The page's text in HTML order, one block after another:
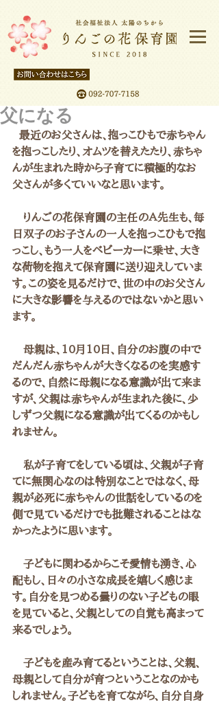
父になる
を抱っこしたり、オムツを替えたたり、赤ちゃ
んが生まれた時から子育てに積極的なお
父さんが多くていいなと思います。
りんごの花保育園の主任のＡ先生も、毎
日双子のお子さんの一人を抱っこひもで抱
っこし、もう一人をベビーカーに乗せ、大き
な荷物を抱えて保育園に送り迎えしていま
す。この姿を見るだけで、世の中のお父さん
に大きな影響を与えるのではないかと思い
ます。
母親は、10月10日、自分のお腹の中で
だんだん赤ちゃんが大きくなるのを実感す
るので、自然に母親になる意識が出て来ま
すが、父親は赤ちゃんが生まれた後に、少
しずつ父親になる意識が出てくるのかもし
れません。
私が子育てをしている頃は、父親が子育
てに無関心なのは特別なことではなく、母
親が必死に赤ちゃんの世話をしているのを
側で見ているだけでも批難されることはな
かったように思います。
子どもに関わるからこそ愛情も湧き、心
配もし、日々の小さな成長を嬉しく感じま
す。自分を見つめる曇りのない子どもの眼
を見ていると、父親としての自覚も高まって
来るでしょう。
子どもを産み育てるということは、父親、
母親として自分が育つということなのかも
しれません。子どもを育てながら、自分自身